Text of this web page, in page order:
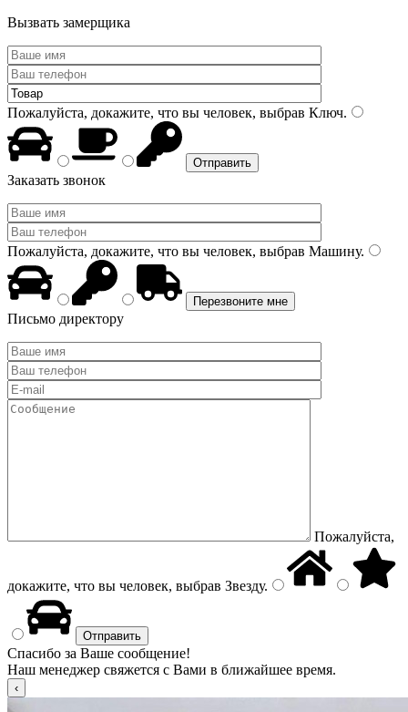
Вызвать замерщика
Пожалуйста, докажите, что вы человек, выбрав Ключ.
Заказать звонок
Пожалуйста, докажите, что вы человек, выбрав Машину.
Письмо директору
Пожалуйста,
докажите, что вы человек, выбрав Звезду.
Спасибо за Ваше сообщение!
Наш менеджер свяжется с Вами в ближайшее время.